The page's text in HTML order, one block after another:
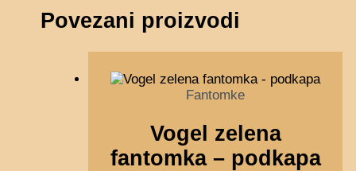
Povezani proizvodi
Fantomke
Vogel zelena
fantomka – podkapa